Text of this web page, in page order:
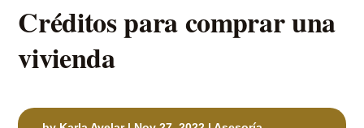
Créditos para comprar una
vivienda